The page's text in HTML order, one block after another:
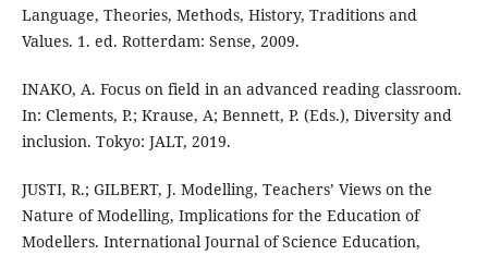
Language, Theories, Methods, History, Traditions and
Values. 1. ed. Rotterdam: Sense, 2009.
INAKO, A. Focus on field in an advanced reading classroom.
In: Clements, P.; Krause, A; Bennett, P. (Eds.), Diversity and
inclusion. Tokyo: JALT, 2019.
JUSTI, R.; GILBERT, J. Modelling, Teachers’ Views on the
Nature of Modelling, Implications for the Education of
Modellers. International Journal of Science Education,